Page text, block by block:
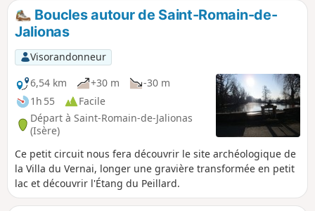
Boucles autour de Saint-Romain-de-
Jalionas
Visorandonneur
6,54 km
+30 m
-30 m
1h 55
Facile
Départ à Saint-Romain-de-Jalionas
(Isère)
Ce petit circuit nous fera découvrir le site archéologique de
la Villa du Vernai, longer une gravière transformée en petit
lac et découvrir l'Étang du Peillard.